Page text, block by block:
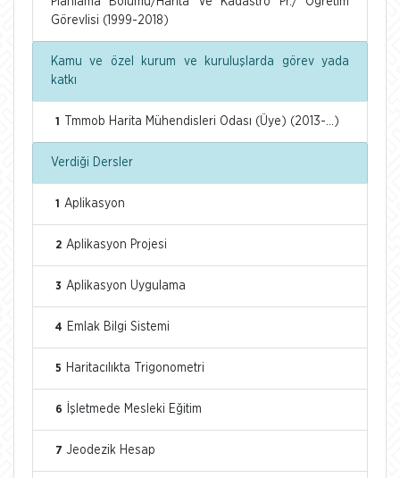
Görevlisi (1999-2018)
Kamu ve özel kurum ve kuruluşlarda görev yada
katkı
1 Tmmob Harita Mühendisleri Odası (Üye) (2013-...)
Verdiği Dersler
1 Aplikasyon
2 Aplikasyon Projesi
3 Aplikasyon Uygulama
4 Emlak Bilgi Sistemi
5 Haritacılıkta Trigonometri
6 İşletmede Mesleki Eğitim
7 Jeodezik Hesap